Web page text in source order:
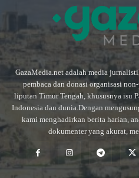
GazaMedia.net adalah media
pembaca dan donasi organisasi
liputan Timur Tengah, khususnya isu
Indonesia dan dunia.Dengan
kami menghadirkan berita harian,
dokumenter yang akurat,